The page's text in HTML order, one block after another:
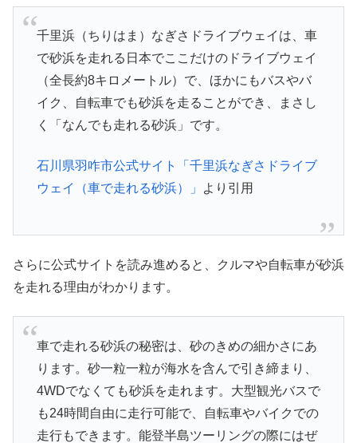
千里浜（ちりはま）なぎさドライブウェイは、車
で砂浜を走れる日本でここだけのドライブウェイ
（全長約8キロメートル）で、ほかにもバスやバ
イク、自転車でも砂浜を走ることができ、まさし
く「なんでも走れる砂浜」です。
石川県羽咋市公式サイト「千里浜なぎさドライブ
ウェイ（車で走れる砂浜）」
より引用
さらに公式サイトを読み進めると、クルマや自転車が砂浜
を走れる理由がわかります。
車で走れる砂浜の秘密は、砂のきめの細かさにあ
ります。砂一粒一粒が海水を含んで引き締まり、
4WDでなくても砂浜を走れます。大型観光バスで
も24時間自由に走行可能で、自転車やバイクでの
走行もできます。能登半島ツーリングの際にはぜ